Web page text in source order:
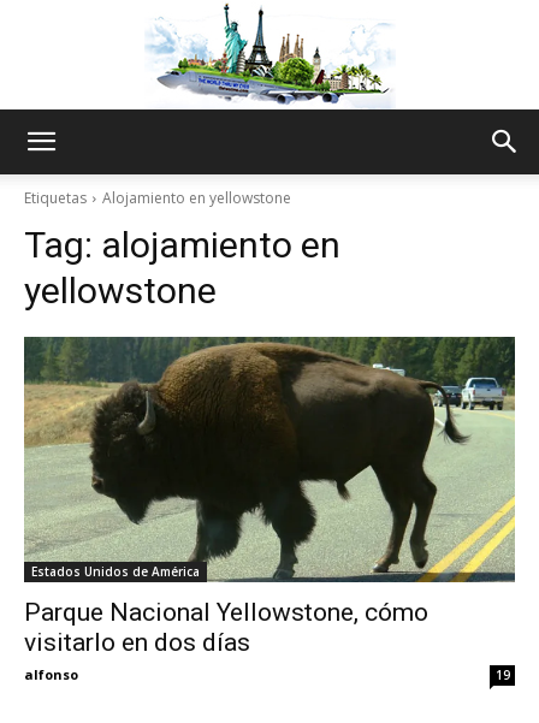
Thru
Etiquetas Alojamiento en yellowstone
Tag: alojamiento en
yellowstone
Estados Unidos de América
Parque Nacional Yellowstone, cómo
visitarlo en dos días
alfonso 19